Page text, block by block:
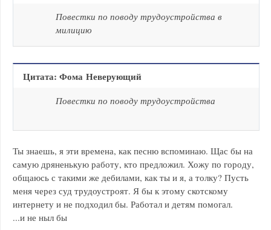
Повестки по поводу трудоустройства в
милицию
Цитата: Фома Неверующий
Повестки по поводу трудоустройства
Ты знаешь, я эти времена, как песню вспоминаю. Щас бы на
самую дряненькую работу, кто предложил. Хожу по городу,
общаюсь с такими же дебилами, как ты и я, а толку? Пусть
меня через суд трудоустроят. Я бы к этому скотскому
интернету и не подходил бы. Работал и детям помогал.
...и не ныл бы